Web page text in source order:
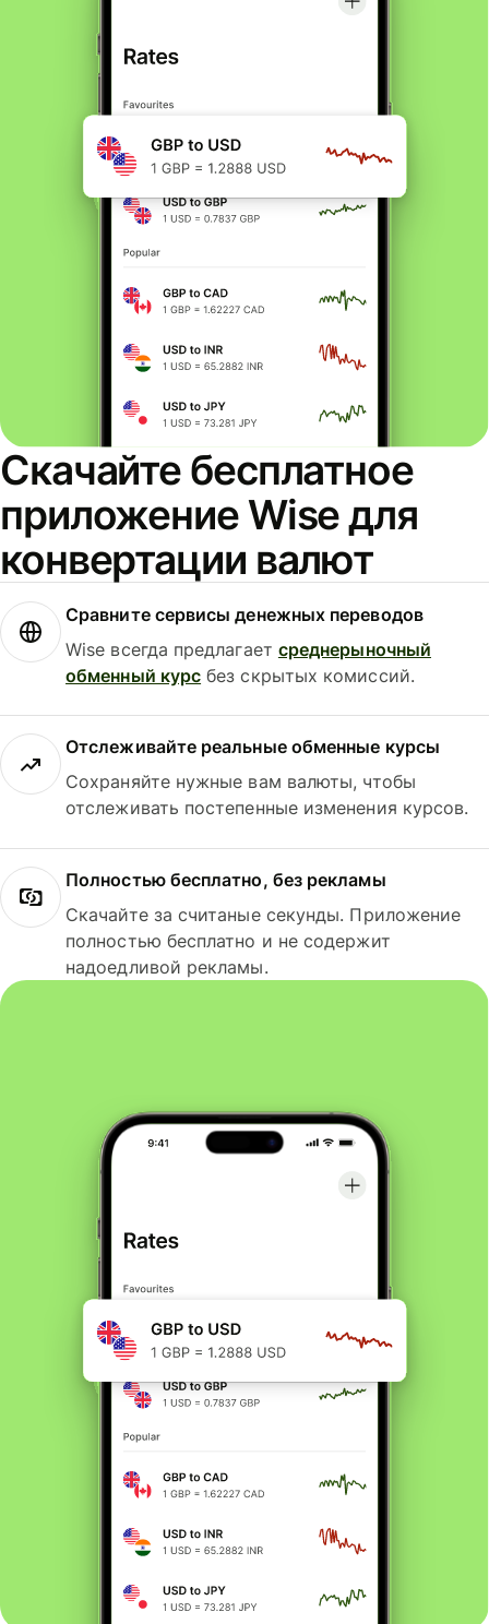
Скачайте бесплатное
приложение Wise для
конвертации валют
Сравните сервисы денежных переводов
Wise всегда предлагает среднерыночный
обменный курс без скрытых комиссий.
Отслеживайте реальные обменные курсы
Сохраняйте нужные вам валюты, чтобы
отслеживать постепенные изменения курсов.
Полностью бесплатно, без рекламы
Скачайте за считаные секунды. Приложение
полностью бесплатно и не содержит
надоедливой рекламы.